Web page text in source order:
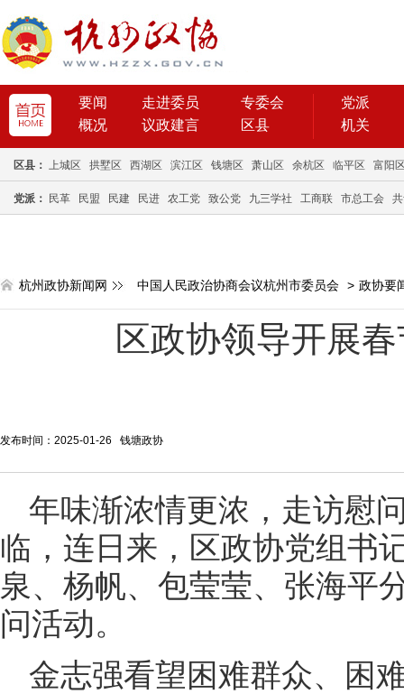
要闻 走进委员
专委会
概况
议政建言 区县
党派
机关
区县： 上城区 拱墅区 西湖区 滨江区 钱塘区 萧山区 余杭区 临平区 富阳
党派： 民革 民盟 民建 民进 农工党 致公党 九三学社 工商联 市总工会
杭州政协新闻网 中国人民政治协商会议杭州市委员会 > 政协要
区政协领导开展
发布时间：2025-01-26 钱塘政协
年味渐浓情更浓，走访慰
临，连日来，区政协党组书
泉、杨帆、包莹莹、张海平
问活动。
金志强看望困难群众、困